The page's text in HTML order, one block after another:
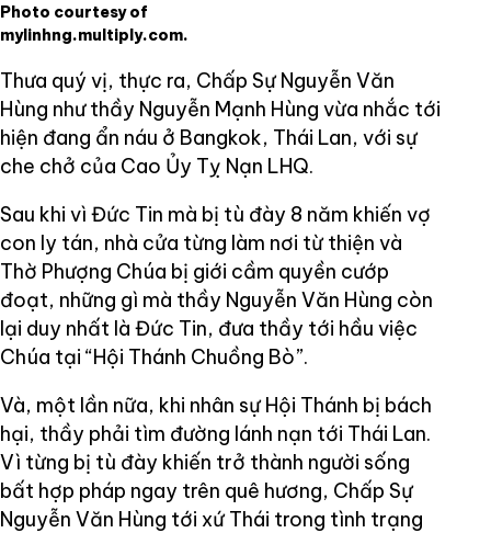
Photo courtesy of
mylinhng.multiply.com.
Thưa quý vị, thực ra, Chấp Sự Nguyễn Văn
Hùng như thầy Nguyễn Mạnh Hùng vừa nhắc tới
hiện đang ẩn náu ở Bangkok, Thái Lan, với sự
che chở của Cao Ủy Tỵ Nạn LHQ.
Sau khi vì Đức Tin mà bị tù đày 8 năm khiến vợ
con ly tán, nhà cửa từng làm nơi từ thiện và
Thờ Phượng Chúa bị giới cầm quyền cướp
đoạt, những gì mà thầy Nguyễn Văn Hùng còn
lại duy nhất là Đức Tin, đưa thầy tới hầu việc
Chúa tại “Hội Thánh Chuồng Bò”.
Và, một lần nữa, khi nhân sự Hội Thánh bị bách
hại, thầy phải tìm đường lánh nạn tới Thái Lan.
Vì từng bị tù đày khiến trở thành người sống
bất hợp pháp ngay trên quê hương, Chấp Sự
Nguyễn Văn Hùng tới xứ Thái trong tình trạng